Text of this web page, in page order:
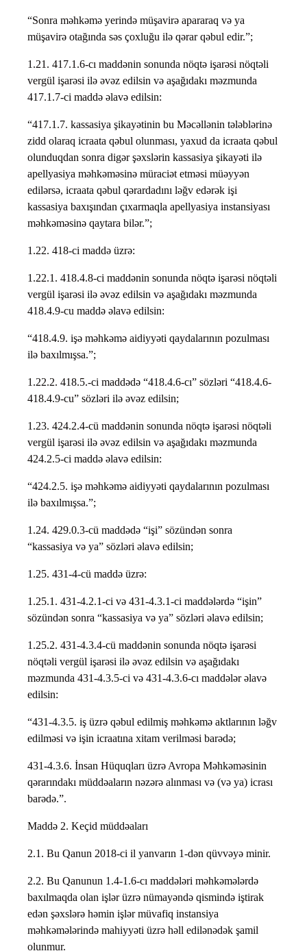
“Sonra məhkəmə yerində müşavirə apararaq və ya
müşavirə otağında səs çoxluğu ilə qərar qəbul edir.”;
1.21. 417.1.6-cı maddənin sonunda nöqtə işarəsi nöqtəli
vergül işarəsi ilə əvəz edilsin və aşağıdakı məzmunda
417.1.7-ci maddə əlavə edilsin:
“417.1.7. kassasiya şikayətinin bu Məcəllənin tələblərinə
zidd olaraq icraata qəbul olunması, yaxud da icraata qəbul
olunduqdan sonra digər şəxslərin kassasiya şikayəti ilə
apellyasiya məhkəməsinə müraciət etməsi müəyyən
edilərsə, icraata qəbul qərardadını ləğv edərək işi
kassasiya baxışından çıxarmaqla apellyasiya instansiyası
məhkəməsinə qaytara bilər.”;
1.22. 418-ci maddə üzrə:
1.22.1. 418.4.8-ci maddənin sonunda nöqtə işarəsi nöqtəli
vergül işarəsi ilə əvəz edilsin və aşağıdakı məzmunda
418.4.9-cu maddə əlavə edilsin:
“418.4.9. işə məhkəmə aidiyyəti qaydalarının pozulması
ilə baxılmışsa.”;
1.22.2. 418.5.-ci maddədə “418.4.6-cı” sözləri “418.4.6-
418.4.9-cu” sözləri ilə əvəz edilsin;
1.23. 424.2.4-cü maddənin sonunda nöqtə işarəsi nöqtəli
vergül işarəsi ilə əvəz edilsin və aşağıdakı məzmunda
424.2.5-ci maddə əlavə edilsin:
“424.2.5. işə məhkəmə aidiyyəti qaydalarının pozulması
ilə baxılmışsa.”;
1.24. 429.0.3-cü maddədə “işi” sözündən sonra
“kassasiya və ya” sözləri əlavə edilsin;
1.25. 431-4-cü maddə üzrə:
1.25.1. 431-4.2.1-ci və 431-4.3.1-ci maddələrdə “işin”
sözündən sonra “kassasiya və ya” sözləri əlavə edilsin;
1.25.2. 431-4.3.4-cü maddənin sonunda nöqtə işarəsi
nöqtəli vergül işarəsi ilə əvəz edilsin və aşağıdakı
məzmunda 431-4.3.5-ci və 431-4.3.6-cı maddələr əlavə
edilsin:
“431-4.3.5. iş üzrə qəbul edilmiş məhkəmə aktlarının ləğv
edilməsi və işin icraatına xitam verilməsi barədə;
431-4.3.6. İnsan Hüquqları üzrə Avropa Məhkəməsinin
qərarındakı müddəaların nəzərə alınması və (və ya) icrası
barədə.”.
Maddə 2. Keçid müddəaları
2.1. Bu Qanun 2018-ci il yanvarın 1-dən qüvvəyə minir.
2.2. Bu Qanunun 1.4-1.6-cı maddələri məhkəmələrdə
baxılmaqda olan işlər üzrə nümayəndə qismində iştirak
edən şəxslərə həmin işlər müvafiq instansiya
məhkəmələrində mahiyyəti üzrə həll edilənədək şamil
olunmur.